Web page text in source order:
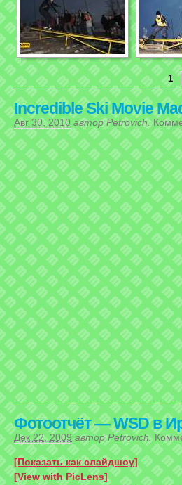
1
Incredible Ski Movie
Авг 30, 2010 авторPetrovich.
Фотоотчёт — WSD в
Дек 22, 2009 авторPetrovich.
[Показать как слайдшоу]
[View with PicLens]